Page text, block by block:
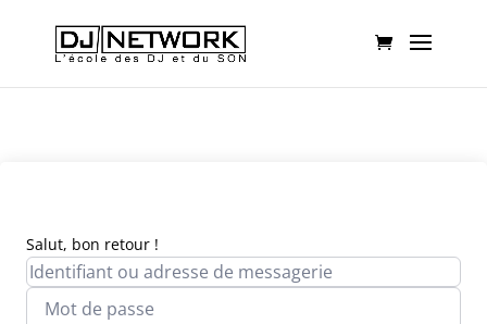
Salut, bon retour !